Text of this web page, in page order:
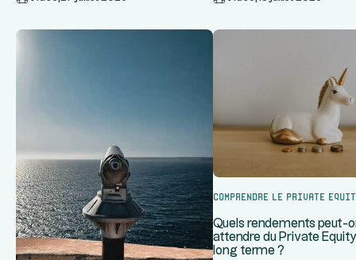
Comprendre le Private
Quels rendements peut-
attendre du Private
long terme ?